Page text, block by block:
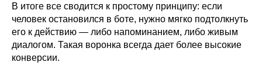
В итоге все сводится к простому принципу: если
человек остановился в боте, нужно мягко подтолкнуть
его к действию — либо напоминанием, либо живым
диалогом. Такая воронка всегда дает более высокие
конверсии.